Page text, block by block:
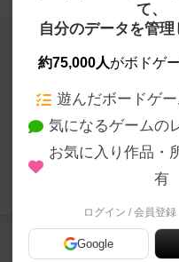
ボードゲームを扱
ボードゲームが出来るよ
毎日とはいきませんが、
頂いてます！！家族で盛
ドゲーマーがお食事に来
たり、バイトの子が友達
されてるなと思います！...
11ヶ月前 2025年09月08日
て、
自分のデータを管理
約75,000人がボドゲ
遊んだボードゲ
気になるゲームの
お気に入り作品・
有
ログイン / 会員登録
Google